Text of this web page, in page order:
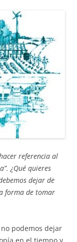
referencia al
¿Qué quieres
dejar de
forma de tomar
podemos dejar